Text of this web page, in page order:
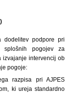
podpore pri
splošnih pogojev za
izvajanje intervencij ob
pogoje:
razpisa pri AJPES
ki ureja standardno